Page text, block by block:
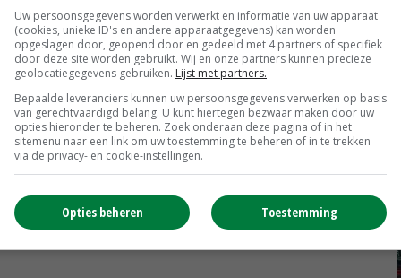
vader in de polder kwam, bewerkten we de grond
een eg klaarmaken. Machines zijn steeds zwaarder
druk op de grond laag blijft. 'Wij waren bij de eersten
gingen werken. Als te hoge druk van machines de
goed oplossen. Herstel moet eerder komen van
je de grond wel, maar niet te grof. Je kunt wat doen
Uw persoonsgegevens worden verwerkt en informatie van uw apparaat
(cookies, unieke ID's en andere apparaatgegevens) kan worden
opgeslagen door, geopend door en gedeeld met 4 partners of specifiek
door deze site worden gebruikt. Wij en onze partners kunnen precieze
geolocatiegegevens gebruiken. Lijst met partners.
Bepaalde leveranciers kunnen uw persoonsgegevens verwerken op basis
van gerechtvaardigd belang. U kunt hiertegen bezwaar maken door uw
opties hieronder te beheren. Zoek onderaan deze pagina of in het
sitemenu naar een link om uw toestemming te beheren of in te trekken
via de privacy- en cookie-instellingen.
Toestemming
Opties beheren